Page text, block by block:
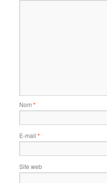
Nom *
E-mail *
Site web